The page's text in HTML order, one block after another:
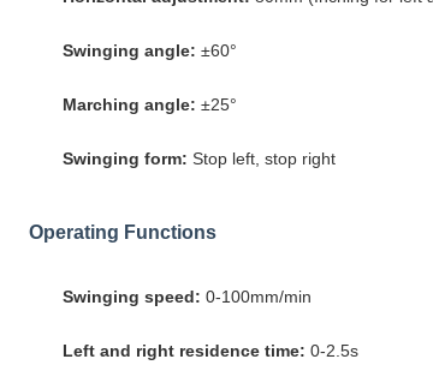
Swinging angle: ±60°
Marching angle: ±25°
Swinging form: Stop left, stop right
Operating Functions
Swinging speed: 0-100mm/min
Left and right residence time: 0-2.5s